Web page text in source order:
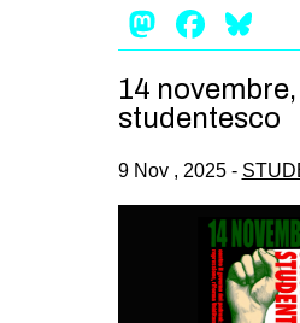
14
studentesco
9 Nov , 2025 -